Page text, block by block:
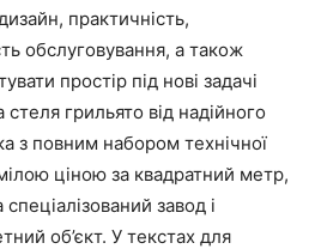
практичність,
обслуговування, а також
простір під нові задачі
грильято від надійного
з повним набором технічної
ціною за квадратний метр,
завод і
об’єкт. У текстах для